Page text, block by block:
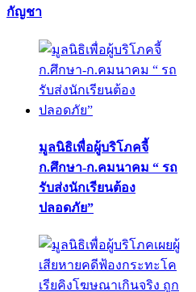
กัญชา
มูลนิธิเพื่อผู้บริโภคจี้
ก.ศึกษา-ก.คมนาคม “ รถ
รับส่งนักเรียนต้อง
ปลอดภัย”